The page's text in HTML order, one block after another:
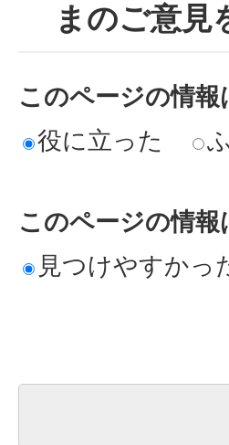
まのご意見
このページの情
役に立った
このページの情
見つけやすかっ